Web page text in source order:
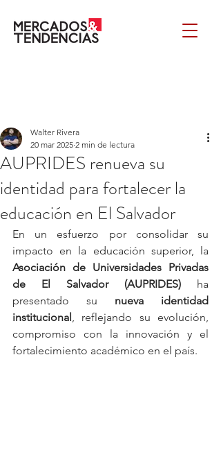
AUPRIDES renueva su
identidad para fortalecer la
educación en El Salvador
Walter Rivera
20 mar 2025 2 min de lectura
En un esfuerzo por consolidar su
Asociación de Universidades Privadas
de El Salvador (AUPRIDES) ha
presentado su nueva identidad
institucional, reflejando su evolución,
compromiso con la innovación y el
fortalecimiento académico en el país.